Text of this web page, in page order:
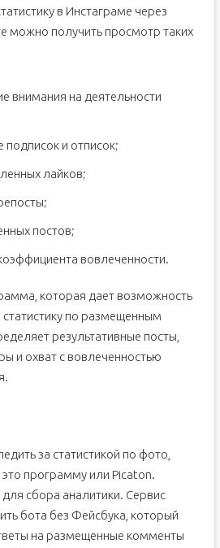
в Инстаграме через
можно получить просмотр таких
внимания на деятельности
подписок и отписок;
лайков;
постов;
вовлеченности.
которая дает возможность
по размещенным
результативные посты,
и охват с вовлеченностью
за статистикой по фото,
программу или Picaton.
сбора аналитики. Сервис
бота без Фейсбука, который
на размещенные комменты